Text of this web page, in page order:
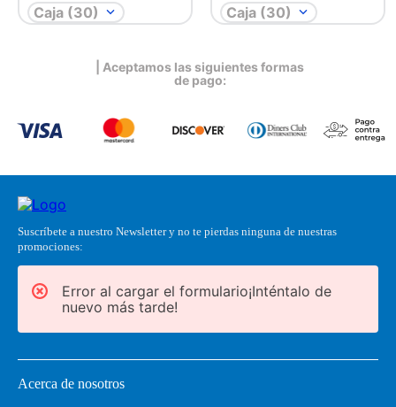
Caja (30) Caja (30)
| Aceptamos las siguientes formas
de pago:
Suscríbete a nuestro Newsletter y no te pierdas ninguna de nuestras
promociones:
Error al cargar el formulario¡Inténtalo de
nuevo más tarde!
Acerca de nosotros